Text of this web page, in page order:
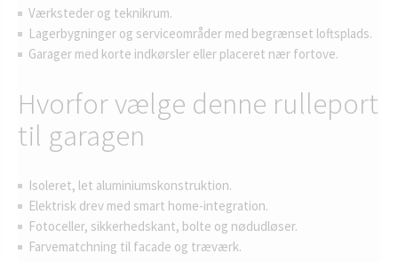
Værksteder og teknikrum.
Lagerbygninger og serviceområder med begrænset loftsplads.
Garager med korte indkørsler eller placeret nær fortove.
Hvorfor vælge denne rulleport
til garagen
Isoleret, let aluminiumskonstruktion.
Elektrisk drev med smart home-integration.
Fotoceller, sikkerhedskant, bolte og nødudløser.
Farvematchning til facade og træværk.